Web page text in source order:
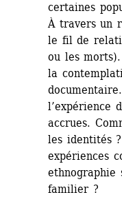
certaines
À travers un
le fil de
ou les
la
l’expérience
accrues.
les identités
expériences
ethnographie
familier ?